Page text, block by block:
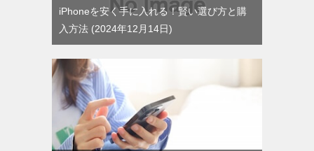
iPhoneを安く手に入れる！賢い選び方と購
入方法
2024年12月14日